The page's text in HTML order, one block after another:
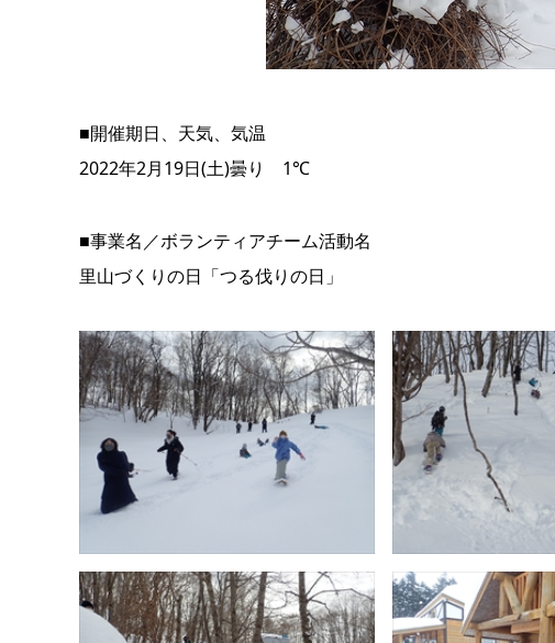
■開催期日、天気、気温
2022年2月19日(土)曇り 1℃
■事業名／ボランティアチーム活動名
里山づくりの日「つる伐りの日」